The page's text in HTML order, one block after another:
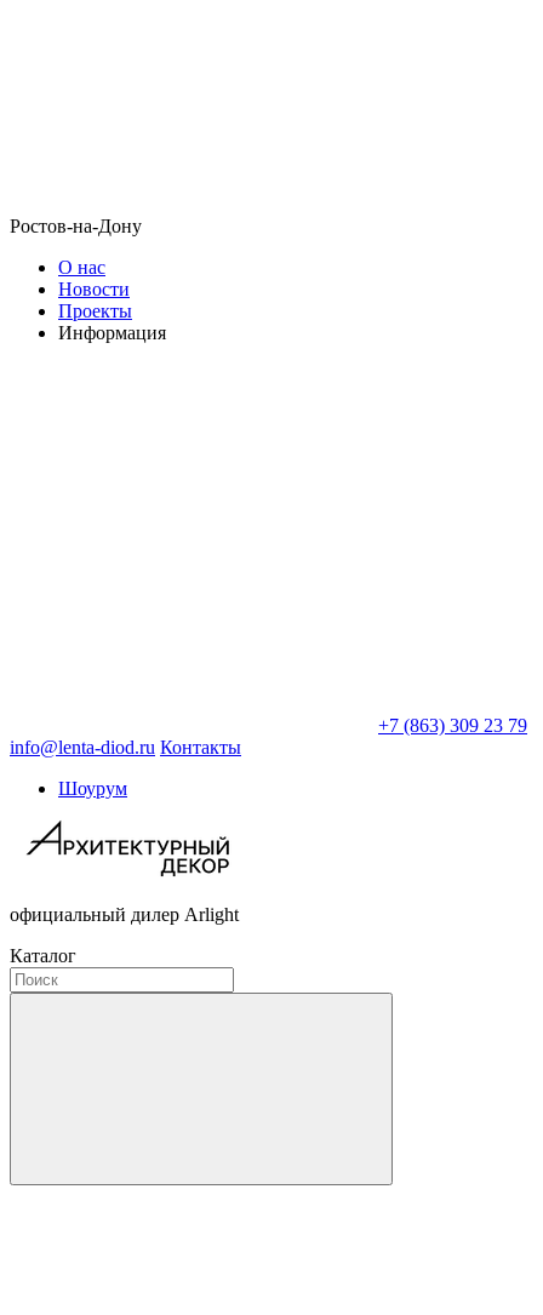
Ростов-на-Дону
О нас
Новости
Проекты
Информация
+7 (863) 309 23 79
info@lenta-diod.ru Контакты
Шоурум
официальный дилер Arlight
Каталог